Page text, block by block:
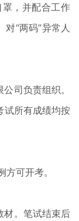
，并配合工作
“两码”异常人
司负责组织。
试所有成绩均按
可开考。
材。笔试结束后